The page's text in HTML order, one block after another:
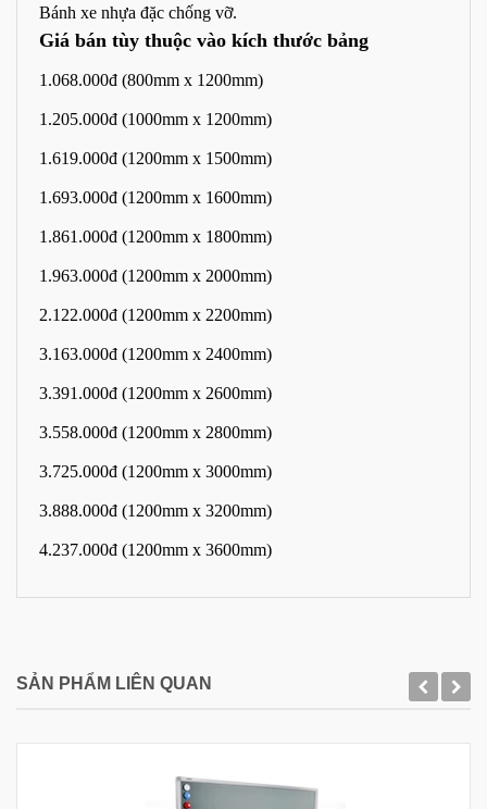
Bánh xe nhựa đặc chống vỡ.
Giá bán tùy thuộc vào kích thước bảng
1.068.000đ (800mm x 1200mm)
1.205.000đ (1000mm x 1200mm)
1.619.000đ (1200mm x 1500mm)
1.693.000đ (1200mm x 1600mm)
1.861.000đ (1200mm x 1800mm)
1.963.000đ (1200mm x 2000mm)
2.122.000đ (1200mm x 2200mm)
3.163.000đ (1200mm x 2400mm)
3.391.000đ (1200mm x 2600mm)
3.558.000đ (1200mm x 2800mm)
3.725.000đ (1200mm x 3000mm)
3.888.000đ (1200mm x 3200mm)
4.237.000đ (1200mm x 3600mm)
SẢN PHẨM LIÊN QUAN